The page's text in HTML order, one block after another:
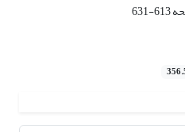
613-631